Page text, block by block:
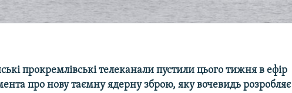
прокремлівські телеканали пустили цього тижня в ефір
про нову таємну ядерну зброю, яку вочевидь розробляє